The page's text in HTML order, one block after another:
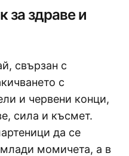
за здраве и
свързан с
с
и червени конци,
сила и късмет.
да се
момичета, а в